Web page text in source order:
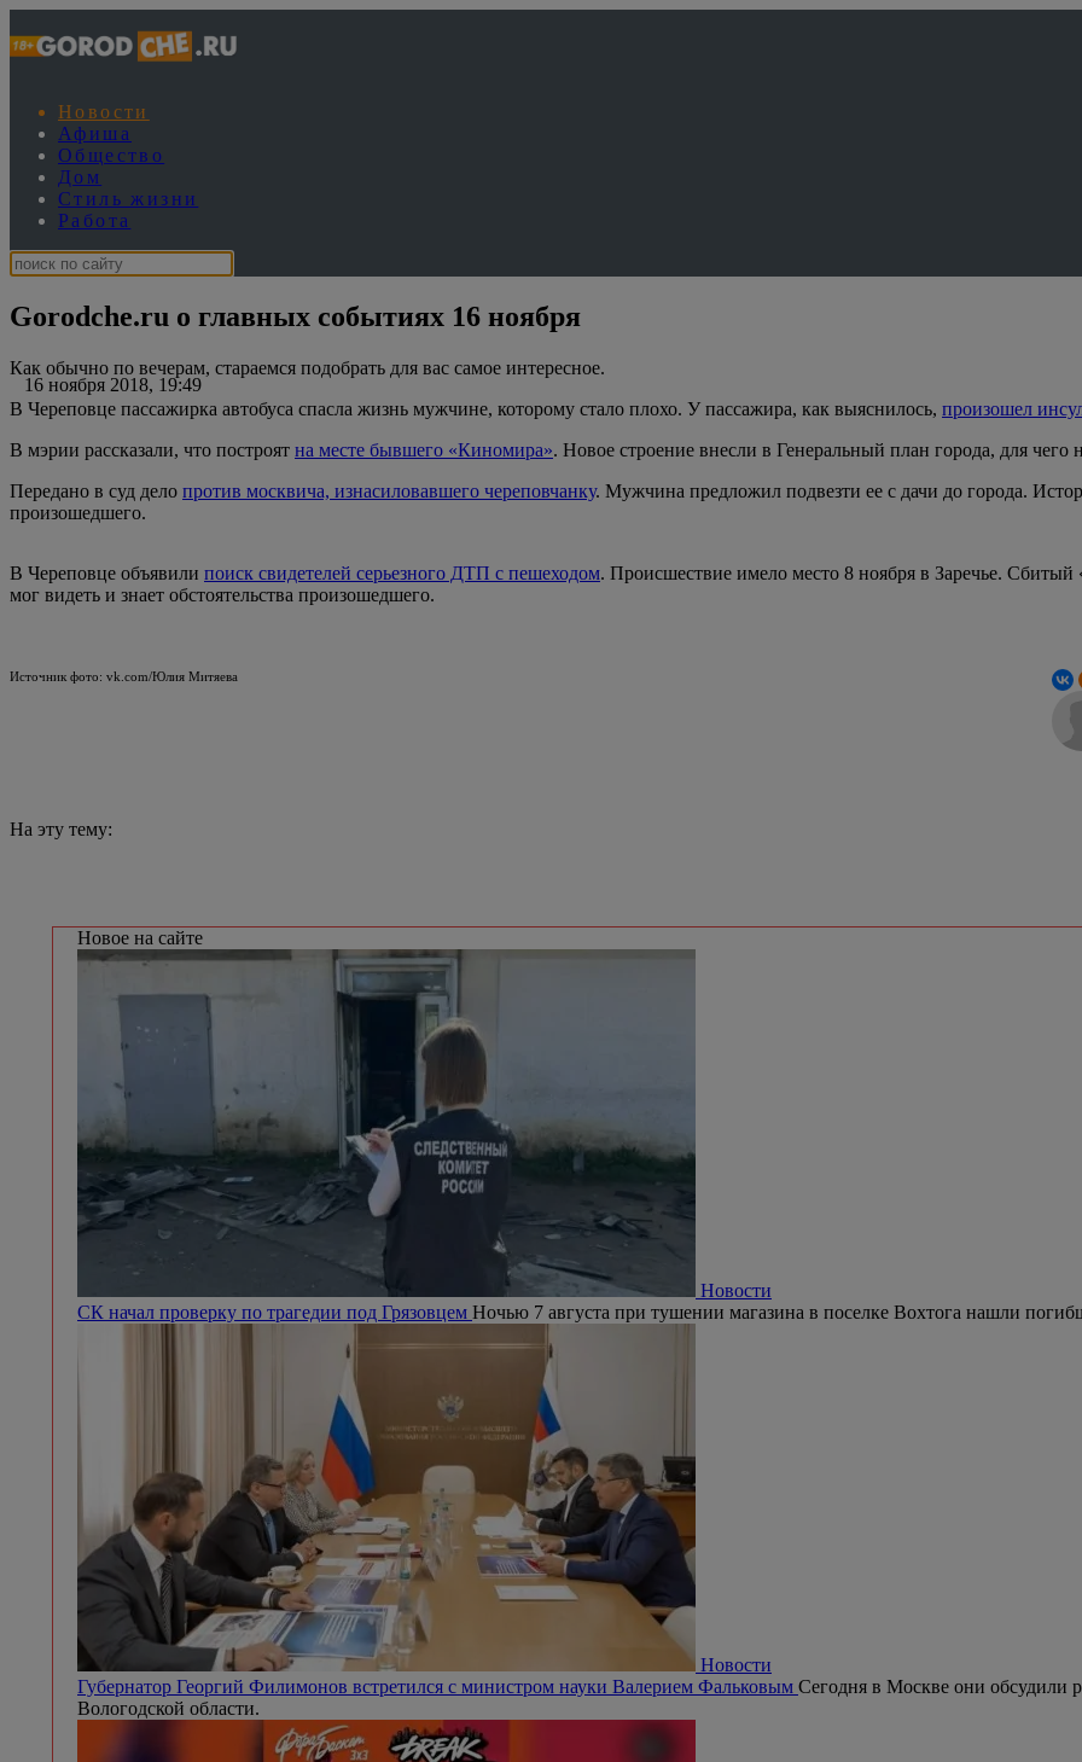
Новости
Афиша
Общество
Дом
Стиль жизни
Работа
Gorodche.ru о главных событиях 16 ноября
16 ноября 2018, 19:49
Как обычно по вечерам, стараемся подобрать для вас самое интересное.
В Череповце пассажирка автобуса спасла жизнь мужчине, которому стало плохо. У пассажира, как выяснилось, произошел
В мэрии рассказали, что построят на месте бывшего «Киномира». Новое строение внесли в Генеральный план города, для
Передано в суд дело против москвича, изнасиловавшего череповчанку. Мужчина предложил подвезти ее с дачи до города.
произошедшего.
В Череповце объявили поиск свидетелей серьезного ДТП с пешеходом. Происшествие имело место 8 ноября в Заречье.
мог видеть и знает обстоятельства произошедшего.
Источник фото: vk.com/Юлия Митяева
На эту тему:
Новое на сайте
Новости
СК начал проверку по трагедии под Грязовцем Ночью 7 августа при тушении магазина в поселке Вохтога нашли
Новости
Губернатор Георгий Филимонов встретился с министром науки Валерием Фальковым Сегодня в Москве они обсудили
Вологодской области.